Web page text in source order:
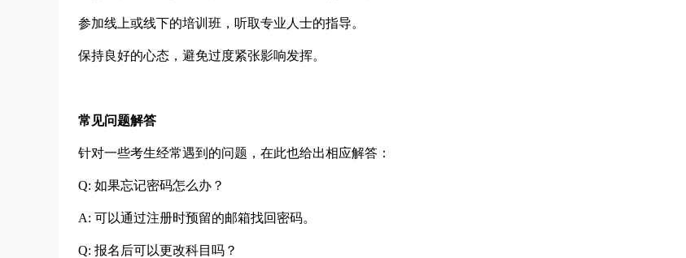
参加线上或线下的培训班，听取专业人士的指导。
保持良好的心态，避免过度紧张影响发挥。
常见问题解答
针对一些考生经常遇到的问题，在此也给出相应解答：
Q: 如果忘记密码怎么办？
A: 可以通过注册时预留的邮箱找回密码。
Q: 报名后可以更改科目吗？